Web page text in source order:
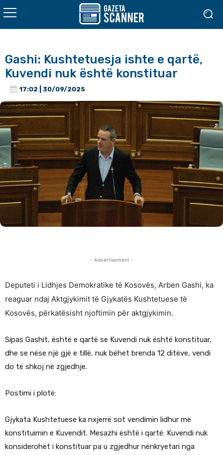
Gashi: Kushtetuesja ishte e qartë,
Kuvendi nuk është konstituar
17:02 | 30/09/2025
- Advertisement -
Deputeti i Lidhjes Demokratike të Kosovës, Arben Gashi, ka
reaguar ndaj Aktgjykimit të Gjykatës Kushtetuese të
Kosovës, përkatësisht njoftimin për aktgjykimin.
Sipas Gashit, është e qartë se Kuvendi nuk është konstituar,
dhe se nëse një gjë e tillë, nuk bëhet brenda 12 ditëve, vendi
do të shkoj në zgjedhje.
Postimi i plotë:
Gjykata Kushtetuese ka nxjerrë sot vendimin lidhur me
konstituimin e Kuvendit. Mesazhi është i qartë: Kuvendi nuk
konsiderohet i konstituar pa u zgjedhur nënkryetari nga